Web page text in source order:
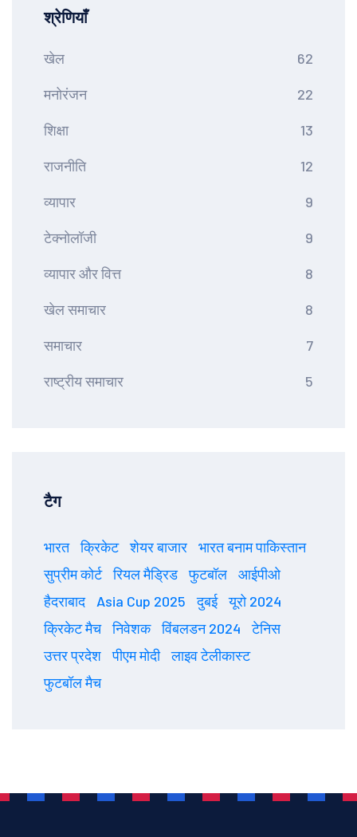
श्रेणियाँ
खेल 62
मनोरंजन 22
शिक्षा 13
राजनीति 12
व्यापार 9
टेक्नोलॉजी 9
व्यापार और वित्त 8
खेल समाचार 8
समाचार 7
राष्ट्रीय समाचार 5
टैग
भारत क्रिकेट शेयर बाजार
भारत बनाम पाकिस्तान
सुप्रीम कोर्ट
रियल मैड्रिड फुटबॉल
आईपीओ
हैदराबाद
Asia Cup 2025 दुबई
यूरो 2024
क्रिकेट मैच
निवेशक विंबलडन 2024
टेनिस
उत्तर प्रदेश
पीएम मोदी
लाइव टेलीकास्ट
फुटबॉल मैच